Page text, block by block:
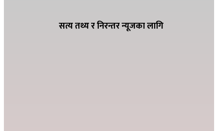
सत्य तथ्य र निरन्तर न्यूजका लागि